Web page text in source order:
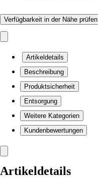
Verfügbarkeit in der Nähe prüfen
Artikeldetails
Beschreibung
Produktsicherheit
Entsorgung
Weitere Kategorien
Kundenbewertungen
Artikeldetails